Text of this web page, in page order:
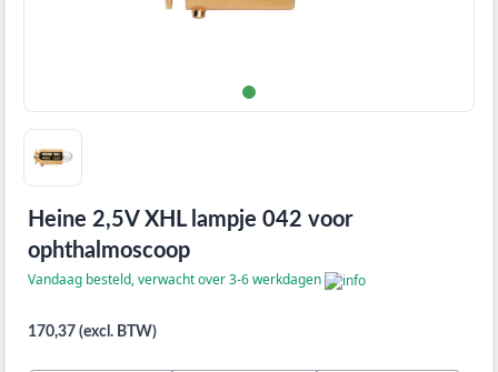
Heine 2,5V XHL lampje 042 voor
ophthalmoscoop
Vandaag besteld, verwacht over 3-6 werkdagen
170,37 (excl. BTW)